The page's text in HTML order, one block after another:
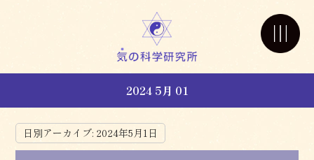
2024 5月 01
日別アーカイブ: 2024年5月1日